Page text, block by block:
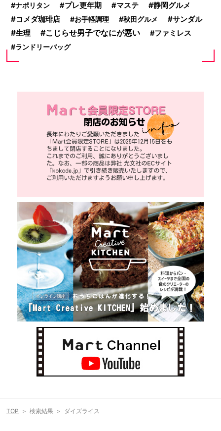
ナポリタン プレ更年期 マステ 静岡グルメ
コメダ珈琲店 お手軽調理 秋田グルメ
サンダル
生理
こじらせ男子でなにが悪い ファミレス
ランドリーバッグ
TOP 検索結果 ダイズライス